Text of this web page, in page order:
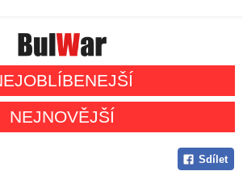
NEJNOVĚJŠÍ
Sdílet